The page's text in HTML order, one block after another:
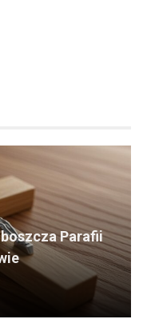
Parafii